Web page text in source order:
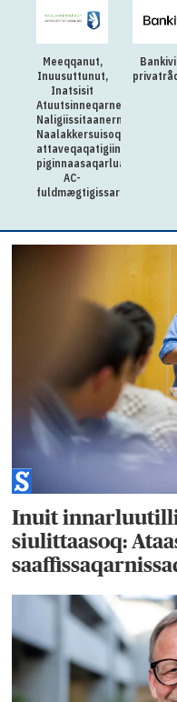
Meeqqanut,
Inuusuttunut,
Inatsisit
Atuutsinneqarnerannut
Naligiissitaanermullu
Naalakkersuisoqarfik
attaveqaqatigiinnermut
piginnaasaqarluartumik
AC-
fuldmægtigissarsiorpoq
Inuit
siulittaasoq: